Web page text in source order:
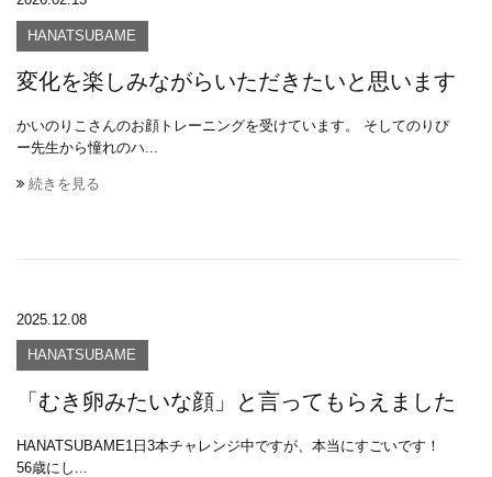
HANATSUBAME
変化を楽しみながらいただきたいと思います
かいのりこさんのお顔トレーニングを受けています。 そしてのりぴ
ー先生から憧れのハ...
続きを見る
2025.12.08
HANATSUBAME
「むき卵みたいな顔」と言ってもらえました
HANATSUBAME1日3本チャレンジ中ですが、本当にすごいです！
56歳にし...